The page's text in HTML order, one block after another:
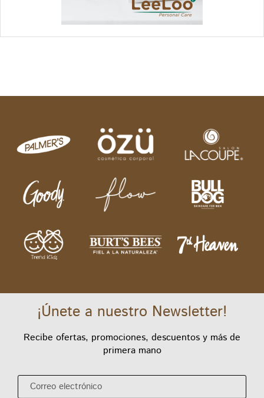
¡Únete a nuestro Newsletter!
Recibe ofertas, promociones, descuentos y más de
primera mano